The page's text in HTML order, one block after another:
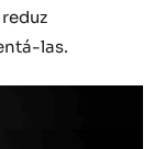
las.